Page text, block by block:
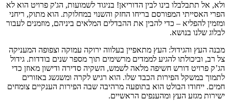
ולא, אל תתבלבלו בינו לבין הדוריאן! בניגוד לשמועות, הג'ק פרויט הוא לא
הפרי האסייתי המפורסם בריחו החזק והשנוי במחלוקת. הוא מתוק, ריחני
ומזמין להפליא – כדי להבין את ההבדלים המלאים ביניהם, מוזמנים לעבור
לבלוג שלנו בנושא.
מבנה העץ והגידול: העץ מתאפיין בעלווה ירוקה עמוקה וצפופה המעניקה
צל רב, וביכולתו להגיע לממדים מרשימים תוך מספר שנים בודדות. גידול
הג’ק פרויט דורש חשיפה מלאה לשמש, השקיה סדירה ודישון מאוזן כדי
לתמוך במשקל הפירות הכבד שלו. הוא רגיש לקרה ומשגשג באזורים
חמים. ייחודו הבולט הוא בתופעה מרהיבה שבה הפירות הענקיים צומחים
ישירות מגזע העץ ומהענפים הראשיים.